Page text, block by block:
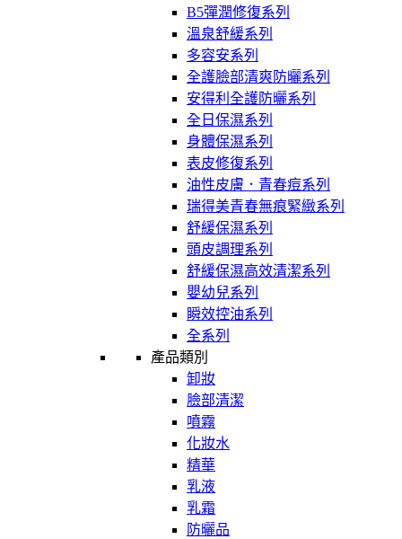
B5彈潤修復系列
溫泉舒緩系列
多容安系列
全護臉部清爽防曬系列
安得利全護防曬系列
全日保濕系列
身體保濕系列
表皮修復系列
油性皮膚．青春痘系列
瑞得美青春無痕緊緻系列
舒緩保濕系列
頭皮調理系列
舒緩保濕高效清潔系列
嬰幼兒系列
瞬效控油系列
全系列
產品類別
卸妝
臉部清潔
噴霧
化妝水
精華
乳液
乳霜
防曬品